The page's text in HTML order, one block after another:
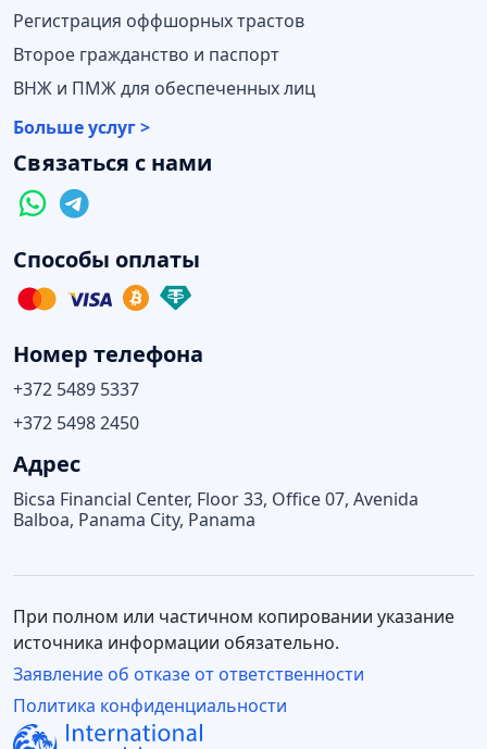
Регистрация оффшорных трастов
Второе гражданство и паспорт
ВНЖ и ПМЖ для обеспеченных лиц
Больше услуг >
Связаться с нами
Способы оплаты
Номер телефона
+372 5489 5337
+372 5498 2450
Адрес
Bicsa Financial Center, Floor 33, Office 07, Avenida
Balboa, Panama City, Panama
Политика конфиденциальности
При полном или частичном копировании указание
источника информации обязательно.
Заявление об отказе от ответственности